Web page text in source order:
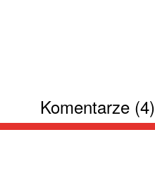
Komentarze (4)